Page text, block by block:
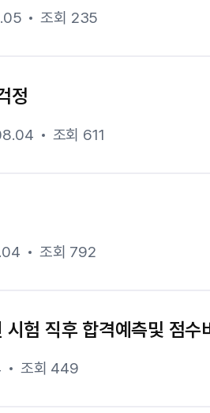
조회 235
정
조회 611
조회 792
험 직후 합격예측및 점수
조회 449